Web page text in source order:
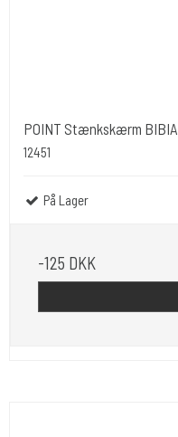
POINT Stænkskærm BIBIA
12451
På Lager
-125 DKK